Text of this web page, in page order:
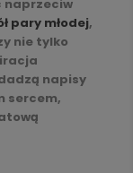
naprzeciw
pary młodej,
nie tylko
napisy
sercem,